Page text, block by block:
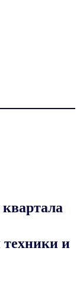
техники и